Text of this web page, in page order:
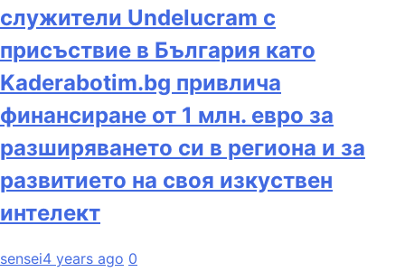
служители Undelucram с
присъствие в България като
Kaderabotim.bg привлича
финансиране от 1 млн. евро за
разширяването си в региона и за
развитието на своя изкуствен
интелект
sensei4 years ago 0